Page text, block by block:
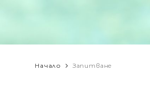
Начало Запитване